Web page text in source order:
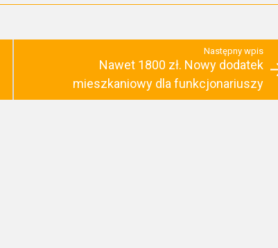
Następny wpis
Nawet 1800 zł. Nowy dodatek
mieszkaniowy dla funkcjonariuszy